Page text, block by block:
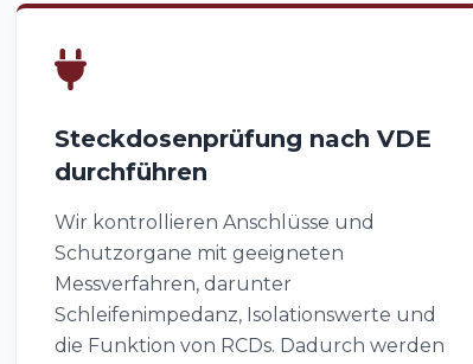
Steckdosenprüfung nach VDE
durchführen
Wir kontrollieren Anschlüsse und
Schutzorgane mit geeigneten
Messverfahren, darunter
Schleifenimpedanz, Isolationswerte und
die Funktion von RCDs. Dadurch werden